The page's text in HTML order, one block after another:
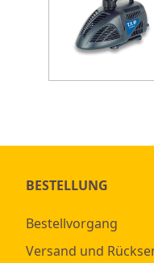
BESTELLUNG
Bestellvorgang
Versand und